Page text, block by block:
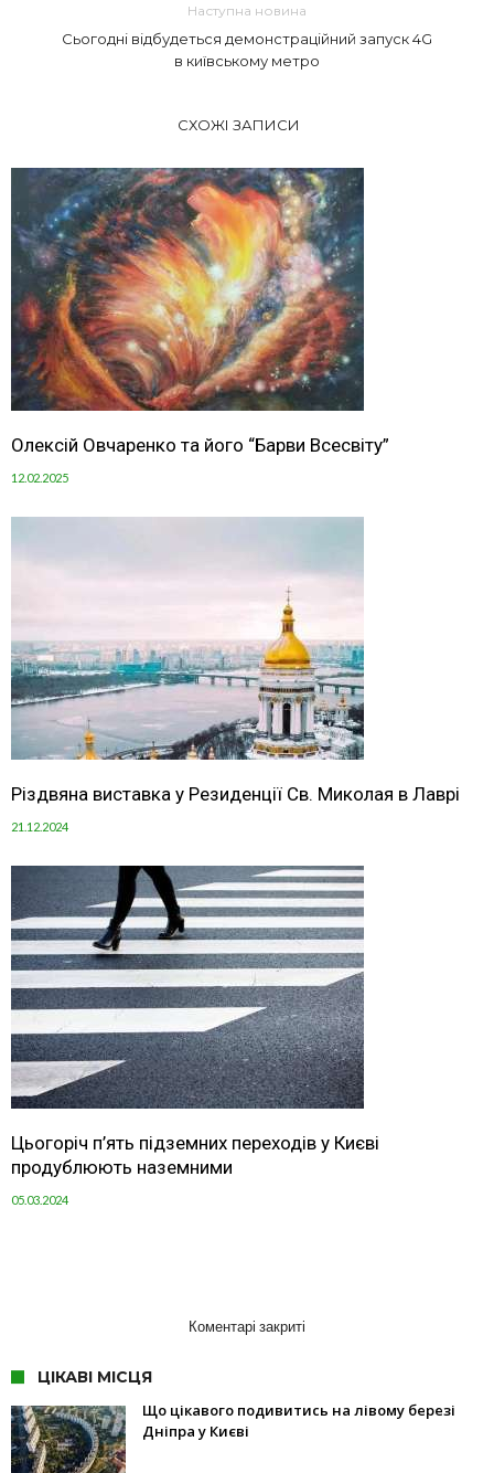
Наступна новина
Сьогодні відбудеться демонстраційний запуск 4G
в київському метро
СХОЖІ ЗАПИСИ
Олексій Овчаренко та його “Барви Всесвіту”
12.02.2025
Різдвяна виставка у Резиденції Св. Миколая в Лаврі
21.12.2024
Цьогоріч п’ять підземних переходів у Києві
продублюють наземними
05.03.2024
Коментарі закриті
ЦІКАВІ МІСЦЯ
Що цікавого подивитись на лівому березі
Дніпра у Києві